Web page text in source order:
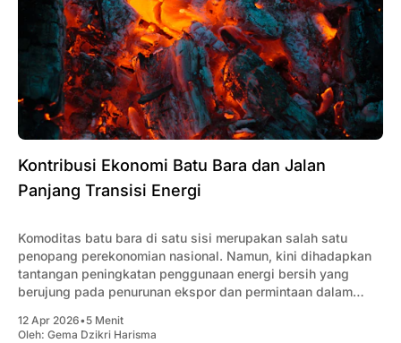
Kontribusi Ekonomi Batu Bara dan Jalan
Panjang Transisi Energi
Komoditas batu bara di satu sisi merupakan salah satu
penopang perekonomian nasional. Namun, kini dihadapkan
tantangan peningkatan penggunaan energi bersih yang
berujung pada penurunan ekspor dan permintaan dalam
12 Apr 2026•5 Menit
Oleh: Gema Dzikri Harisma